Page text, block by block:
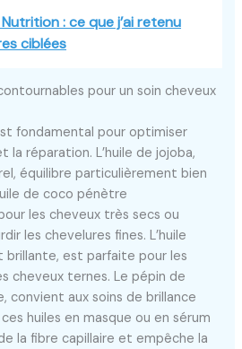
Nutrition : ce que j’ai retenu
ciblées
pour un soin cheveux
fondamental pour optimiser
la réparation. L’huile de jojoba,
équilibre particulièrement bien
de coco pénètre
les cheveux très secs ou
les chevelures fines. L’huile
brillante, est parfaite pour les
cheveux ternes. Le pépin de
convient aux soins de brillance
huiles en masque ou en sérum
la fibre capillaire et empêche la